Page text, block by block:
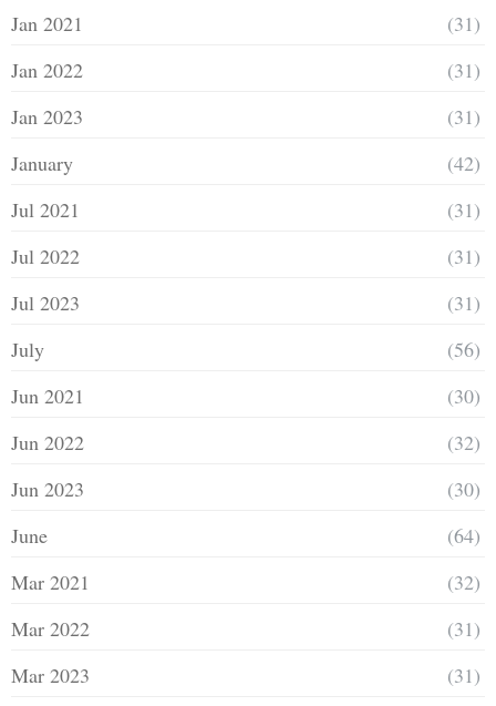
Jan 2021
(31)
Jan 2022
(31)
Jan 2023
(31)
January
(42)
Jul 2021
(31)
Jul 2022
(31)
Jul 2023
(31)
July
(56)
Jun 2021
(30)
Jun 2022
(32)
Jun 2023
(30)
June
(64)
Mar 2021
(32)
Mar 2022
(31)
Mar 2023
(31)